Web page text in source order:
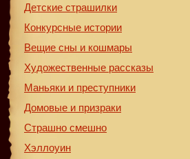
Детские страшилки
Конкурсные истории
Вещие сны и кошмары
Художественные рассказы
Маньяки и преступники
Домовые и призраки
Страшно смешно
Хэллоуин